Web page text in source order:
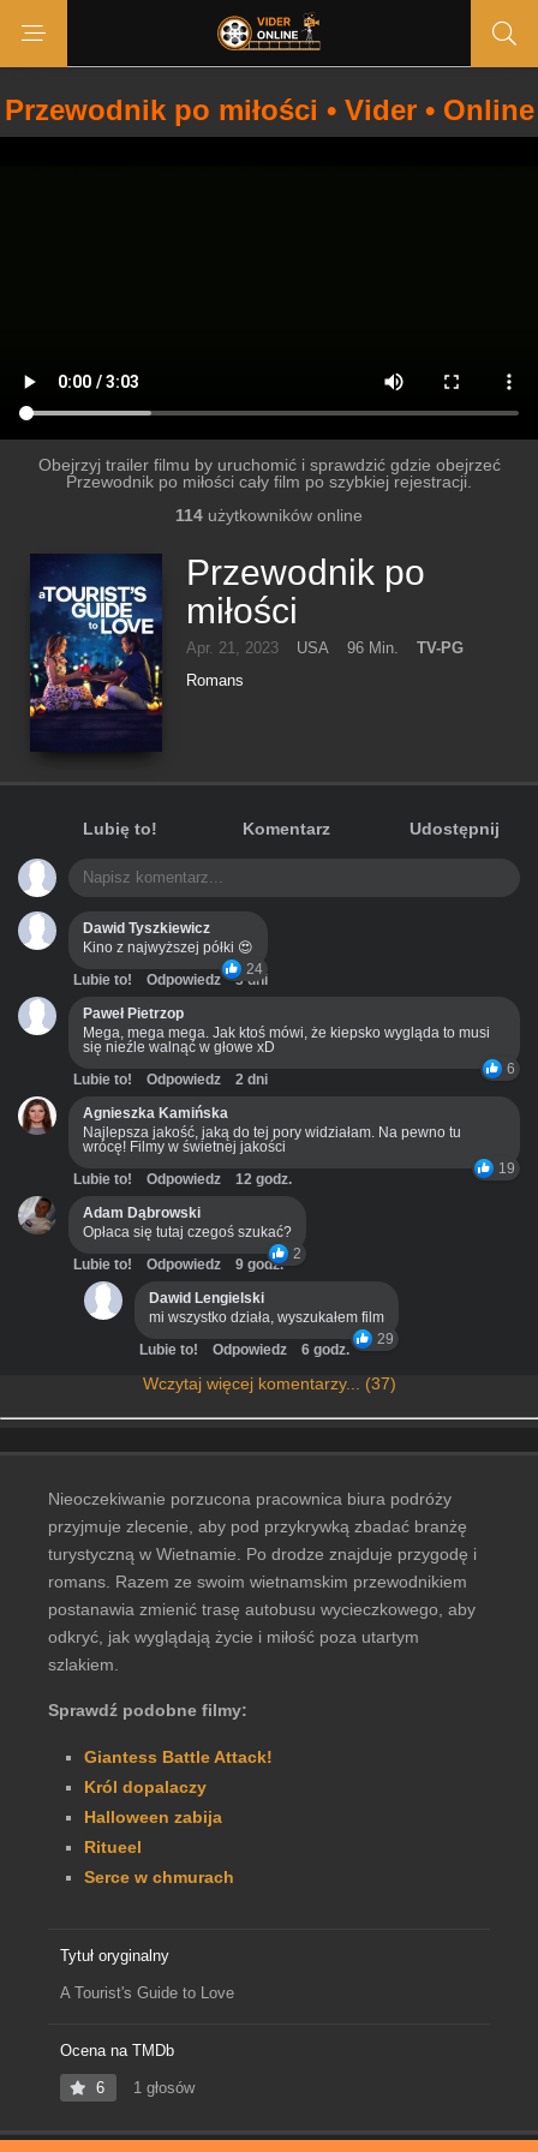
Przewodnik po miłości • Vider • Online
Obejrzyj trailer filmu by uruchomić i sprawdzić gdzie obejrzeć
Przewodnik po miłości cały film po szybkiej rejestracji.
114 użytkowników online
Przewodnik po
miłości
Apr. 21, 2023 USA 96 Min.
TV-PG
Romans
Lubię to! Komentarz Udostępnij
Dawid Tyszkiewicz
Kino z najwyższej półki 😍
24
Lubie to! Odpowiedz
3 dni
Paweł Pietrzop
Mega, mega mega. Jak ktoś mówi, że kiepsko wygląda to musi
się nieźle walnąć w głowe xD
6
Lubie to! Odpowiedz
2 dni
Agnieszka Kamińska
Najlepsza jakość, jaką do tej pory widziałam. Na pewno tu
wrócę! Filmy w świetnej jakości
19
Lubie to! Odpowiedz
12 godz.
Adam Dąbrowski
Opłaca się tutaj czegoś szukać?
2
Lubie to! Odpowiedz
9 godz.
Dawid Lengielski
mi wszystko działa, wyszukałem film
29
Lubie to! Odpowiedz 6 godz.
Wczytaj więcej komentarzy... (37)
Nieoczekiwanie porzucona pracownica biura podróży
przyjmuje zlecenie, aby pod przykrywką zbadać branżę
turystyczną w Wietnamie. Po drodze znajduje przygodę i
romans. Razem ze swoim wietnamskim przewodnikiem
postanawia zmienić trasę autobusu wycieczkowego, aby
odkryć, jak wyglądają życie i miłość poza utartym
szlakiem.
Sprawdź podobne filmy:
Giantess Battle Attack!
Król dopalaczy
Halloween zabija
Ritueel
Serce w chmurach
Tytuł oryginalny
A Tourist's Guide to Love
Ocena na TMDb
6 1 głosów